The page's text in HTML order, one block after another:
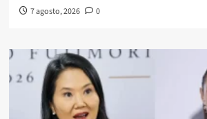
7 agosto, 2026 0